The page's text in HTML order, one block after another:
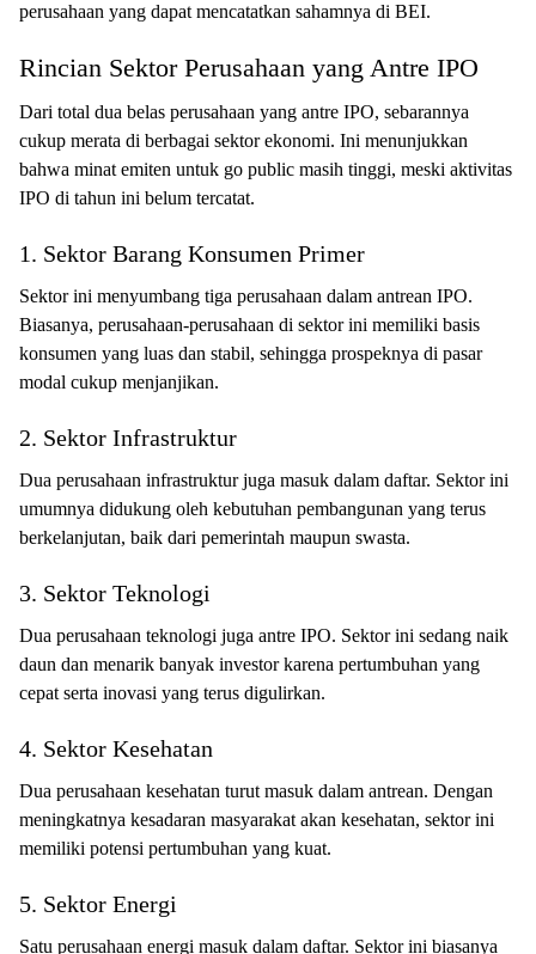
perusahaan yang dapat mencatatkan sahamnya di BEI.
Rincian Sektor Perusahaan yang Antre IPO
Dari total dua belas perusahaan yang antre IPO, sebarannya
cukup merata di berbagai sektor ekonomi. Ini menunjukkan
bahwa minat emiten untuk go public masih tinggi, meski aktivitas
IPO di tahun ini belum tercatat.
1. Sektor Barang Konsumen Primer
Sektor ini menyumbang tiga perusahaan dalam antrean IPO.
Biasanya, perusahaan-perusahaan di sektor ini memiliki basis
konsumen yang luas dan stabil, sehingga prospeknya di pasar
modal cukup menjanjikan.
2. Sektor Infrastruktur
Dua perusahaan infrastruktur juga masuk dalam daftar. Sektor ini
umumnya didukung oleh kebutuhan pembangunan yang terus
berkelanjutan, baik dari pemerintah maupun swasta.
3. Sektor Teknologi
Dua perusahaan teknologi juga antre IPO. Sektor ini sedang naik
daun dan menarik banyak investor karena pertumbuhan yang
cepat serta inovasi yang terus digulirkan.
4. Sektor Kesehatan
Dua perusahaan kesehatan turut masuk dalam antrean. Dengan
meningkatnya kesadaran masyarakat akan kesehatan, sektor ini
memiliki potensi pertumbuhan yang kuat.
5. Sektor Energi
Satu perusahaan energi masuk dalam daftar. Sektor ini biasanya